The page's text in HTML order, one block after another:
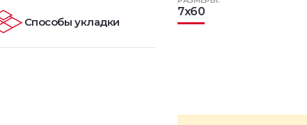
7x60
Способы укладки